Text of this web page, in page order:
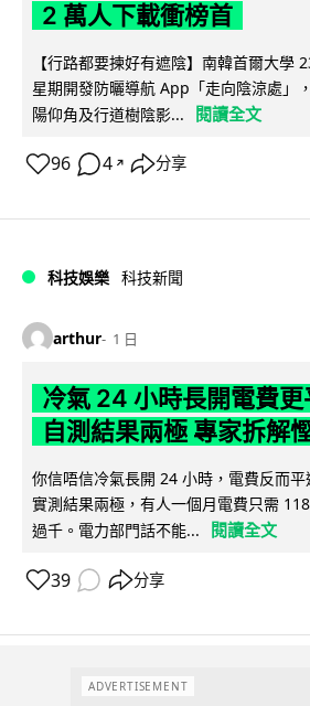
2 萬人下載衝榜首
【行路都要揀好有遮陰】南韓首爾大學
星期開發防曬導航 App「走向陰涼處」
陽仰角及行道樹陰影...
閱讀全文
96 4 ↗ 分享
科技娛樂 科技新聞
arthur 1 日
冷氣 24 小時長開電費
自測結果兩極 專家拆解
你信唔信冷氣長開 24 小時，電費反而
實測結果兩極，有人一個月電費只需
過千。電力部門話不能...
閱讀全文
39 分享
ADVERTISEMENT